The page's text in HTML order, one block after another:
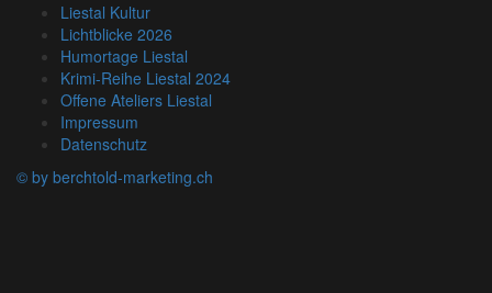
Liestal Kultur
Lichtblicke 2026
Humortage Liestal
Krimi-Reihe Liestal 2024
Offene Ateliers Liestal
Impressum
Datenschutz
© by berchtold-marketing.ch